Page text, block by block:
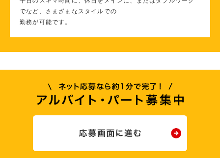
でなど、さまざまなスタイルでの
勤務が可能です。